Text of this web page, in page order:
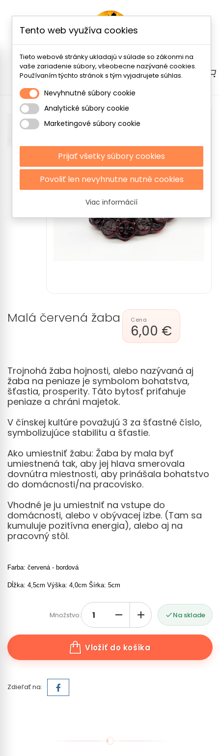
Menu
Malá červená žaba
6,00 €
Trojnohá žaba hojnosti, alebo nazývaná aj
žaba na peniaze je symbolom bohatstva,
šťastia, prosperity. Táto bytosť priťahuje
peniaze a chráni majetok.
V čínskej kultúre považujú 3 za šťastné číslo,
symbolizujúce stabilitu a šťastie.
Ako umiestniť žabu: Žaba by mala byť
umiestnená tak, aby jej hlava smerovala
dovnútra miestnosti, aby prinášala bohatstvo
do domácnosti/na pracovisko.
Vhodné je ju umiestniť na vstupe do
domácnosti, alebo v obývacej izbe. (Tam sa
kumuluje pozitívna energia), alebo aj na
pracovný stôl.
Farba: červená - bordová
Dĺžka: 4,5cm Výška: 4,0cm Šírka: 5cm
Množstvo: Na sklade
Vložiť do košíka
Zdieľať na:
Tento web využíva cookies
Tieto webové stránky ukladajú v súlade so zákonmi na
vaše zariadenie súbory, všeobecne nazývané cookies.
Používaním týchto stránok s tým vyjadrujete súhlas.
Nevyhnutné súbory cookie
Analytické súbory cookie
Marketingové súbory cookie
Prijať všetky súbory cookies
Povoliť len nevyhnutne nutné cookies
Viac informácií